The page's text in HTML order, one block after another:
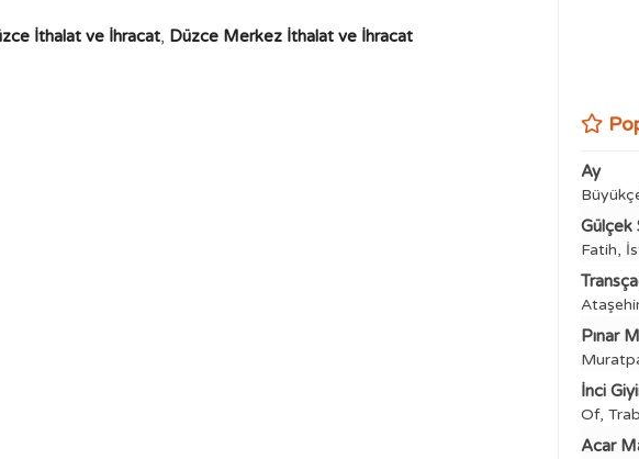
İthalat ve İhracat, Düzce Merkez İthalat ve İhracat
Ay
Gülçek
Fatih,
Pınar
İnci
Of,
Acar